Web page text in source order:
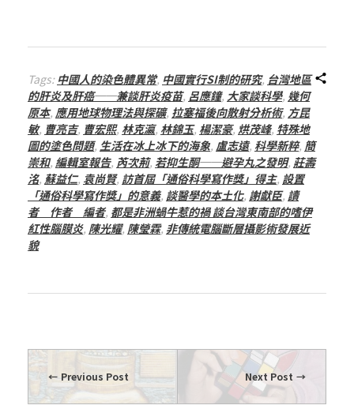
1
3
5
期
Tags: 中國人的染色體異常, 中國實行SI制的研究, 台灣地區
的肝炎及肝癌──兼談肝炎疫苗, 呂應鐘, 大家談科學, 幾何
原本, 應用地球物理法與探礦, 拉塞福後向散射分析術, 方昆
敏, 曹亮吉, 曹宏熙, 林克瀛, 林錦玉, 楊潔豪, 烘茂峰, 特殊地
圖的塗色問題, 生活在冰上冰下的海象, 盧志遠, 科學新粹, 簡
崇和, 編輯室報告, 芮次荊, 若抑生酮──避孕丸之發明, 莊壽
洺, 蘇益仁, 袁尚賢, 訪首屆「通俗科學寫作獎」得主, 設置
「通俗科學寫作獎」的意義, 談醫學的本土化, 謝獻臣, 讀
者 作者 編者, 都是非洲蝸牛惹的禍 談台灣東南部的嗜伊
紅性腦膜炎, 陳光耀, 陳瑩霖, 非傳統電腦斷層攝影術發展近
貌
Previous Post Next Post